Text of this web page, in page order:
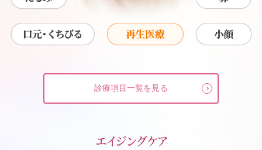
診療項目一覧を見る
エイジングケア